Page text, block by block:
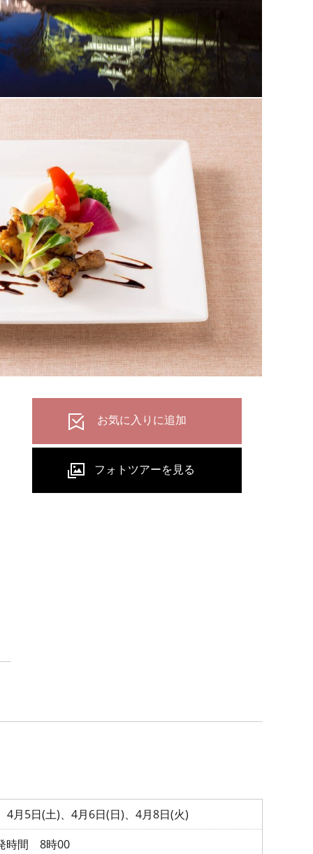
月5日(土)、4月6日(日)、4月8日(火)
時間 8時00